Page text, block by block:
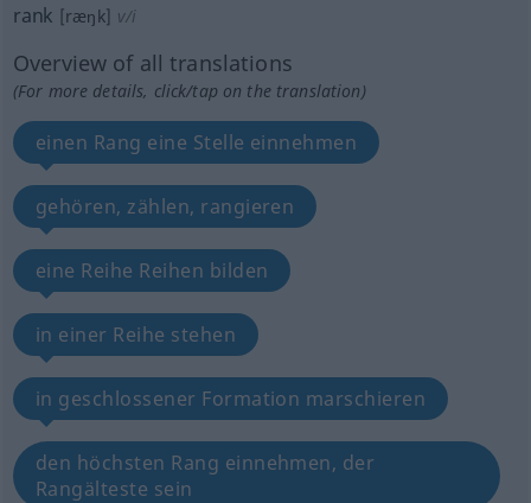
rank [ræŋk] v/i
Overview of all translations
(For more details, click/tap on the translation)
einen Rang eine Stelle einnehmen
gehören, zählen, rangieren
eine Reihe Reihen bilden
in einer Reihe stehen
in geschlossener Formation marschieren
den höchsten Rang einnehmen, der
Rangälteste sein